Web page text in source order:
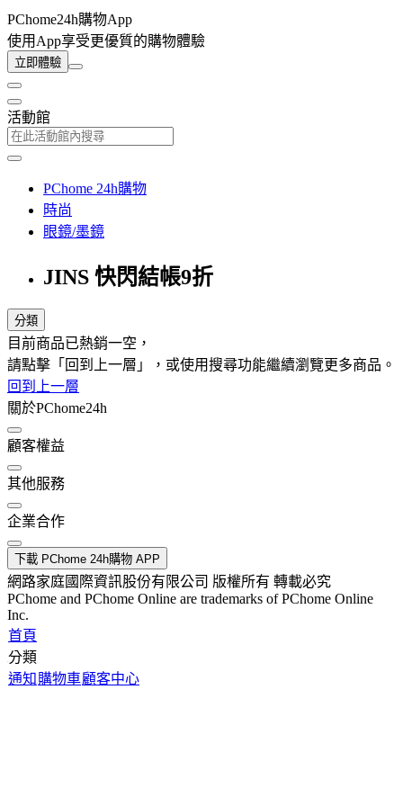
PChome24h購物App
使用App享受更優質的購物體驗
立即體驗
活動館
PChome 24h購物
時尚
眼鏡/墨鏡
JINS 快閃結帳9折
分類
目前商品已熱銷一空，
請點擊「回到上一層」，或使用搜尋功能繼續瀏覽更多商品。
回到上一層
關於PChome24h
顧客權益
其他服務
企業合作
下載 PChome 24h購物 APP
網路家庭國際資訊股份有限公司 版權所有 轉載必究
PChome and PChome Online are trademarks of PChome Online
Inc.
首頁
分類
通知 購物車顧客中心